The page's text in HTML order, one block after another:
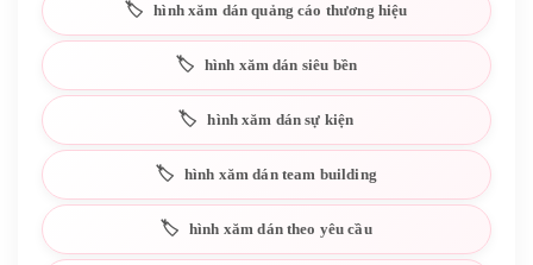
hình xăm dán quảng cáo thương hiệu
hình xăm dán siêu bền
hình xăm dán sự kiện
hình xăm dán team building
hình xăm dán theo yêu cầu